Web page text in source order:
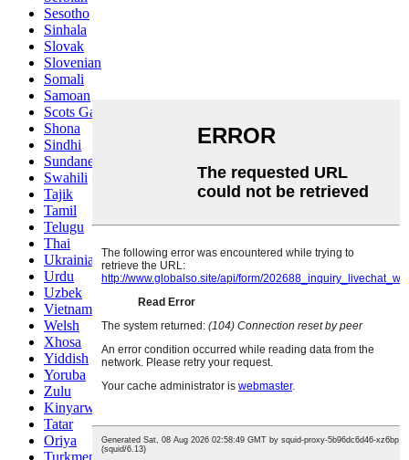
Sesotho
Sinhala
Slovak
Slovenian
Somali
Samoan
Scots Gaelic
Shona
Sindhi
Sundanese
Swahili
Tajik
Tamil
Telugu
Thai
Ukrainian
Urdu
Uzbek
Vietnamese
Welsh
Xhosa
Yiddish
Yoruba
Zulu
Kinyarwanda
Tatar
Oriya